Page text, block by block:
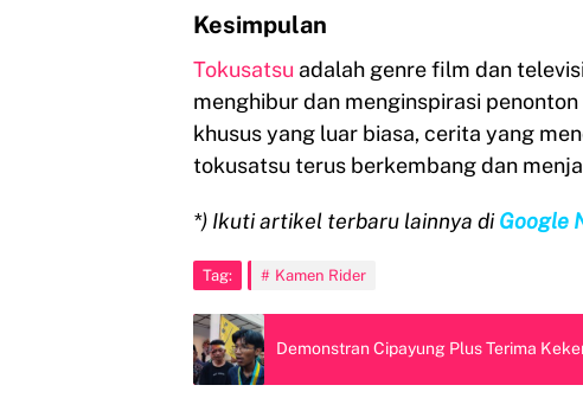
Kesimpulan
Tokusatsu adalah genre film dan
menghibur dan menginspirasi
khusus yang luar biasa, cerita yang
tokusatsu terus berkembang dan
*) Ikuti artikel terbaru lainnya diGoogle
Tag: Kamen Rider
Demonstran Cipayung Plus Terima